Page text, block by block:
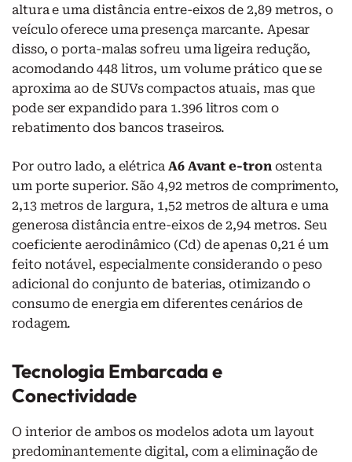
altura e uma distância entre-eixos de 2,89 metros, o
veículo oferece uma presença marcante. Apesar
disso, o porta-malas sofreu uma ligeira redução,
acomodando 448 litros, um volume prático que se
aproxima ao de SUVs compactos atuais, mas que
pode ser expandido para 1.396 litros com o
rebatimento dos bancos traseiros.
Por outro lado, a elétrica A6 Avant e-tronostenta
um porte superior. São 4,92 metros de comprimento,
2,13 metros de largura, 1,52 metros de altura e uma
generosa distância entre-eixos de 2,94 metros. Seu
coeficiente aerodinâmico (Cd) de apenas 0,21 é um
feito notável, especialmente considerando o peso
adicional do conjunto de baterias, otimizando o
consumo de energia em diferentes cenários de
rodagem.
Tecnologia Embarcada e
Conectividade
O interior de ambos os modelos adota um layout
predominantemente digital, com a eliminação de